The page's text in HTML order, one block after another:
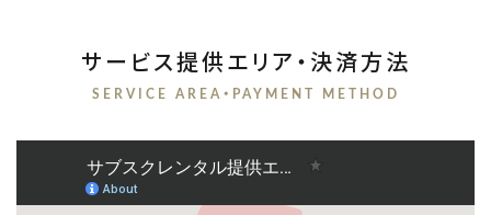
サービス提供エリア・決済方法
SERVICE AREA・PAYMENT METHOD